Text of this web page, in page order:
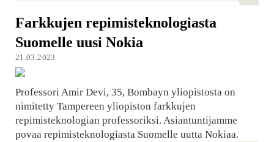
Farkkujen repimisteknologiasta
Suomelle uusi Nokia
21.03.2023
Professori Amir Devi, 35, Bombayn yliopistosta on
nimitetty Tampereen yliopiston farkkujen
repimisteknologian professoriksi. Asiantuntijamme
povaa repimisteknologiasta Suomelle uutta Nokiaa.